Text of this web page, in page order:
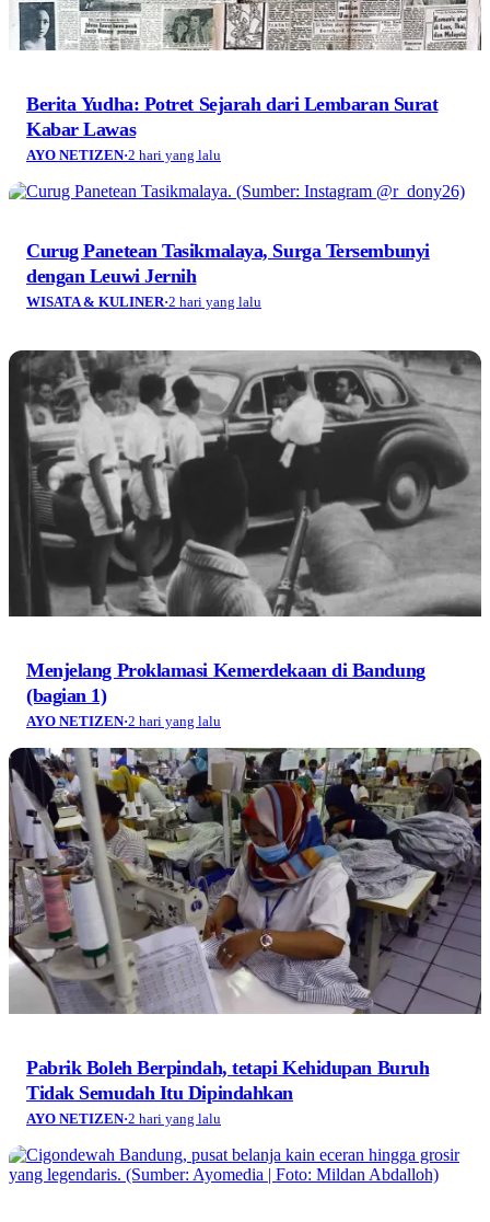
Berita Yudha: Potret Sejarah dari Lembaran Surat
Kabar Lawas
AYO NETIZEN·2 hari yang lalu
Curug Panetean Tasikmalaya, Surga Tersembunyi
dengan Leuwi Jernih
WISATA & KULINER·2 hari yang lalu
Menjelang Proklamasi Kemerdekaan di Bandung
(bagian 1)
AYO NETIZEN·2 hari yang lalu
Pabrik Boleh Berpindah, tetapi Kehidupan Buruh
Tidak Semudah Itu Dipindahkan
AYO NETIZEN·2 hari yang lalu